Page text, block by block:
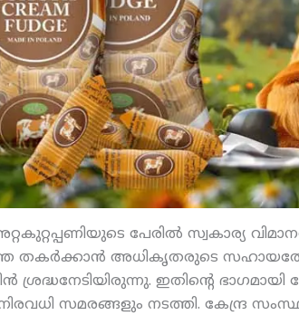
പേരില്‍ സ്വകാര്യ
തകര്‍ക്കാന്‍ അധികൃതരുടെ
ശ്രദ്ധനേടിയിരുന്നു. ഇതിന്റെ
നിരവധി സമരങ്ങളും നടത്തി. കേന്ദ്ര